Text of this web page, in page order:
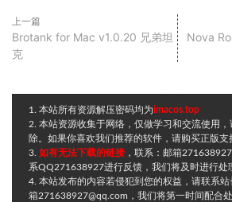
上一篇
Brotank for Mac v1.0.20 兄弟坦
克
Nova
1. 本站所有资源解压密码均为imacos.top
2. 本站资源收集于网络，仅做学习和交流使用
除。如果你喜欢我们推荐的软件，请购买正版支
3. 如有无法下载的链接 ，联系：邮箱
系QQ271638927进行反馈，我们将及时进行处
4. 本站发布的内容若侵犯到您的权益，请联系
箱271638927@qq.com，我们将第一时间配合处